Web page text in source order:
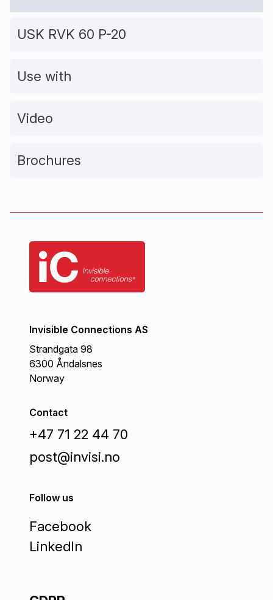
USK RVK 60 P-20
Use with
Video
Brochures
Invisible Connections AS
Strandgata 98
6300 Åndalsnes
Norway
Contact
+47 71 22 44 70
post@invisi.no
Follow us
Facebook
LinkedIn